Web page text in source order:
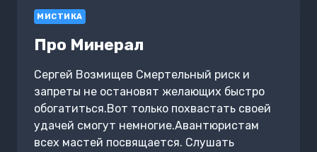
МИСТИКА
Про Минерал
Сергей Возмищев Смертельный риск и
запреты не остановят желающих быстро
обогатиться.Вот только похвастать своей
удачей смогут немногие.Авантюристам
всех мастей посвящается. Слушать